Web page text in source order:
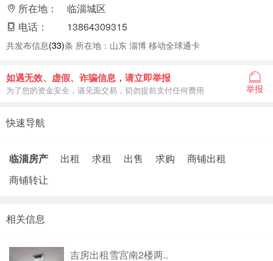
所在地：
临淄城区
电话：
13864309315
共发布信息(33)条 所在地：山东 淄博 移动全球通卡
如遇无效、虚假、诈骗信息，请立即举报
为了您的资金安全，请见面交易，切勿提前支付任何费用 举报
快速导航
临淄房产 出租 求租 出售 求购
商铺出租
商铺转让
相关信息
吉房出租雪宫南2楼两..